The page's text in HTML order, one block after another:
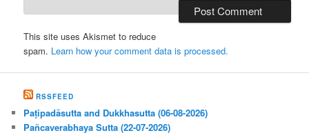
This site uses Akismet to reduce
spam. Learn how your comment data is processed.
RSSFEED
Paṭipadāsutta and Dukkhasutta (06-08-2026)
Pañcaverabhaya Sutta (22-07-2026)